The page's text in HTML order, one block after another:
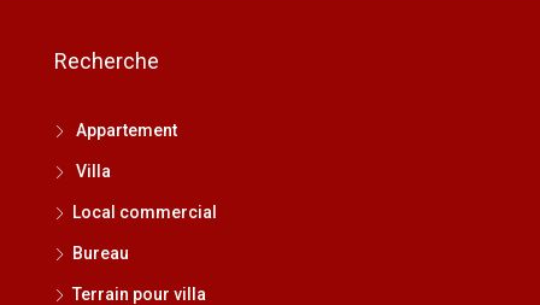
Recherche
Appartement
Villa
Local commercial
Bureau
Terrain pour villa